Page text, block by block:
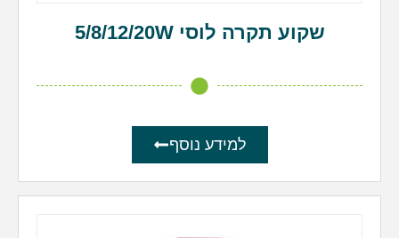
שקוע תקרה לוסי 5/8/12/20W
למידע נוסף